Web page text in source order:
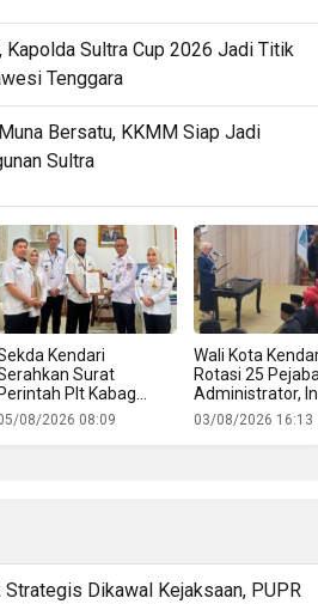
Kapolda Sultra Cup 2026 Jadi Titik
Tenggara
Bersatu, KKMM Siap Jadi
Sultra
Kendari
Surat
Perintah Plt Kabag
08/2026 08:09
Wali Kota
Rotasi 25
Administrator,
Namanya
03/08/2026 16:13
Strategis Dikawal Kejaksaan, PUPR